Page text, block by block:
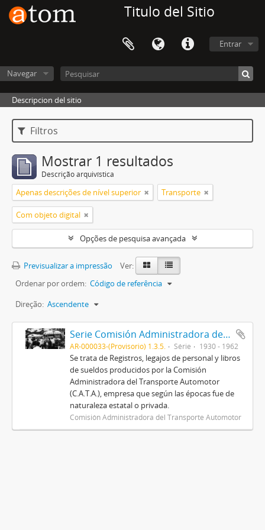
Titulo del Sitio
Entrar
Navegar
Descripcion del sitio
Filtros
Mostrar 1 resultados
Descrição arquivística
Apenas descrições de nível superior Transporte
Com objeto digital
Opções de pesquisa avançada
Previsualizar a impressão
Ver:
Ordenar por ordem: Código de referência
Direção: Ascendente
Serie Comisión Administradora del Transporte Automotor (C.A.T.A.)
AR-000033-(Provisorio) 1.3.5. Série 1930 - 1962
Se trata de Registros, legajos de personal y libros
de sueldos producidos por la Comisión
Administradora del Transporte Automotor
(C.A.T.A.), empresa que según las épocas fue de
naturaleza estatal o privada.
Comisión Administradora del Transporte Automotor